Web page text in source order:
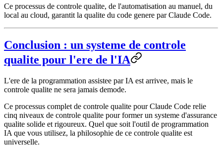
Ce processus de controle qualite, de l'automatisation au manuel, du
local au cloud, garantit la qualite du code genere par Claude Code.
Conclusion : un systeme de controle
qualite pour l'ere de l'IA
L'ere de la programmation assistee par IA est arrivee, mais le
controle qualite ne sera jamais demode.
Ce processus complet de controle qualite pour Claude Code relie
cinq niveaux de controle qualite pour former un systeme d'assurance
qualite solide et rigoureux. Quel que soit l'outil de programmation
IA que vous utilisez, la philosophie de ce controle qualite est
universelle.